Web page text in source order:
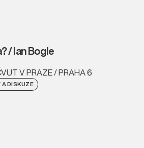
/ Ian Bogle
V PRAZE / PRAHA 6
A DISKUZE